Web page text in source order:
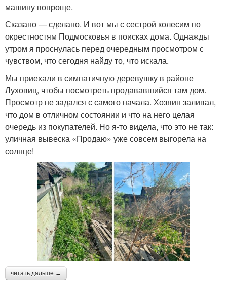
машину попроще.
Сказано — сделано. И вот мы с сестрой колесим по
окрестностям Подмосковья в поисках дома. Однажды
утром я проснулась перед очередным просмотром с
чувством, что сегодня найду то, что искала.
Мы приехали в симпатичную деревушку в районе
Луховиц, чтобы посмотреть продававшийся там дом.
Просмотр не задался с самого начала. Хозяин заливал,
что дом в отличном состоянии и что на него целая
очередь из покупателей. Но я-то видела, что это не так:
уличная вывеска «Продаю» уже совсем выгорела на
солнце!
читать дальше →